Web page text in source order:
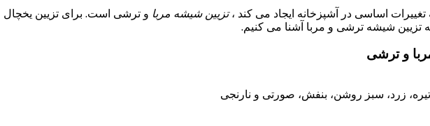
اساسی در آشپزخانه ایجاد می کند ،تزیین شیشه مربا و ترشی است. برای تزیین یخچال
تزیین شیشه ترشی و مربا آشنا می کنیم.
و ترشی
زرد، سبز روشن، بنفش، صورتی و نارنجی